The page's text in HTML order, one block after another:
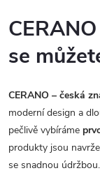
se
CERANO – česká
moderní design a
pečlivě vybíráme
produkty jsou
se snadnou údržbou.